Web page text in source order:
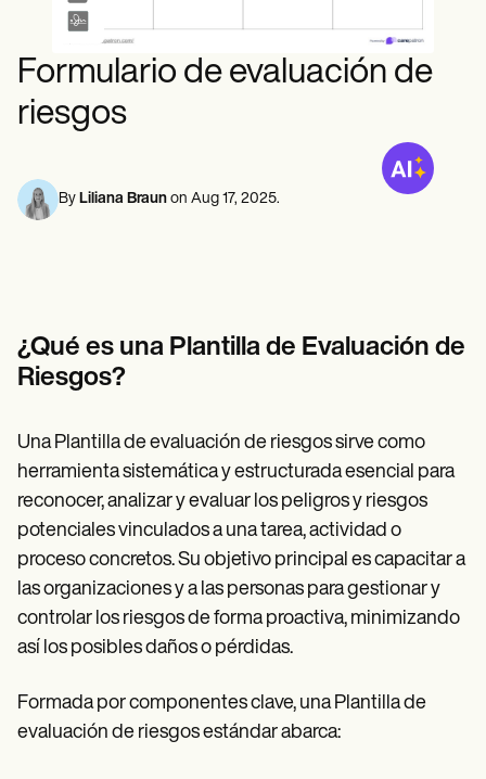
Profesionales de la Salud Mental
Trabajo Social
Fisioterapia
Enfermeras/os
Resources
Blogs
Procedure Codes
Superbill Template
Notas SOAP
Social Work Treatment Plans
DAR Note Template
Patient Visit Summary Template
Help Center
Demos
Training Hub
Webinars
Switch to Carepatron
Become a Partner
Pricing
Why Carepatron?
Get started
Insurance claims
Speech therapists
Life coaches
Massage therapists
Personal trainers
Formulario de evaluación de
riesgos
By Liliana Braun on Aug 17, 2025.
¿Qué es una Plantilla de Evaluación de
Riesgos?
Una Plantilla de evaluación de riesgos sirve como
herramienta sistemática y estructurada esencial para
reconocer, analizar y evaluar los peligros y riesgos
potenciales vinculados a una tarea, actividad o
proceso concretos. Su objetivo principal es capacitar a
las organizaciones y a las personas para gestionar y
controlar los riesgos de forma proactiva, minimizando
así los posibles daños o pérdidas.
Formada por componentes clave, una Plantilla de
evaluación de riesgos estándar abarca: